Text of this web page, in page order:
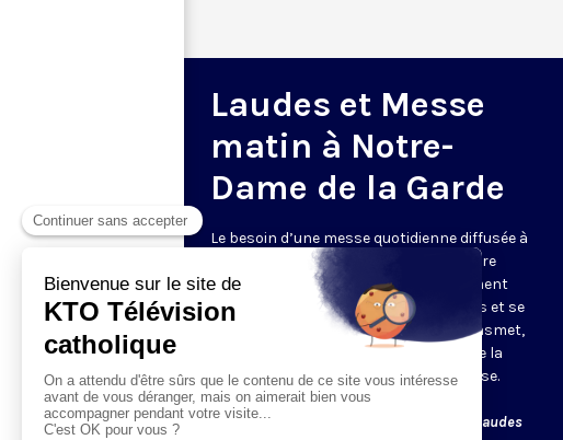
Laudes et Messe
matin à Notre-
Dame de la Garde
Le besoin d’une messe quotidienne diffusée à
la télévision a été exprimé d’une manière
encore plus forte pendant le confinement
dans de nombreux pays francophones et se
maintient depuis la reprise. KTO retransmet,
en direct de la basilique Notre-Dame de la
Garde, à Marseille, les laudes et la messe.
Le lundi à 7h25, la messe
Du mardi au samedi à 7h25, messe avec laudes